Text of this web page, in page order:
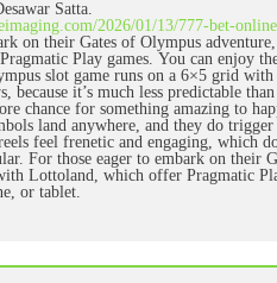
Satta.
2026/01/13/777-bet-
on their Gates of Olympus
Play games. You can enjoy
slot game runs on a 6×5 grid
because it’s much less predictable
chance for something amazing to
land anywhere, and they do
feel frenetic and engaging, which
For those eager to embark on their
Lottoland, which offer Pragmatic
or tablet.